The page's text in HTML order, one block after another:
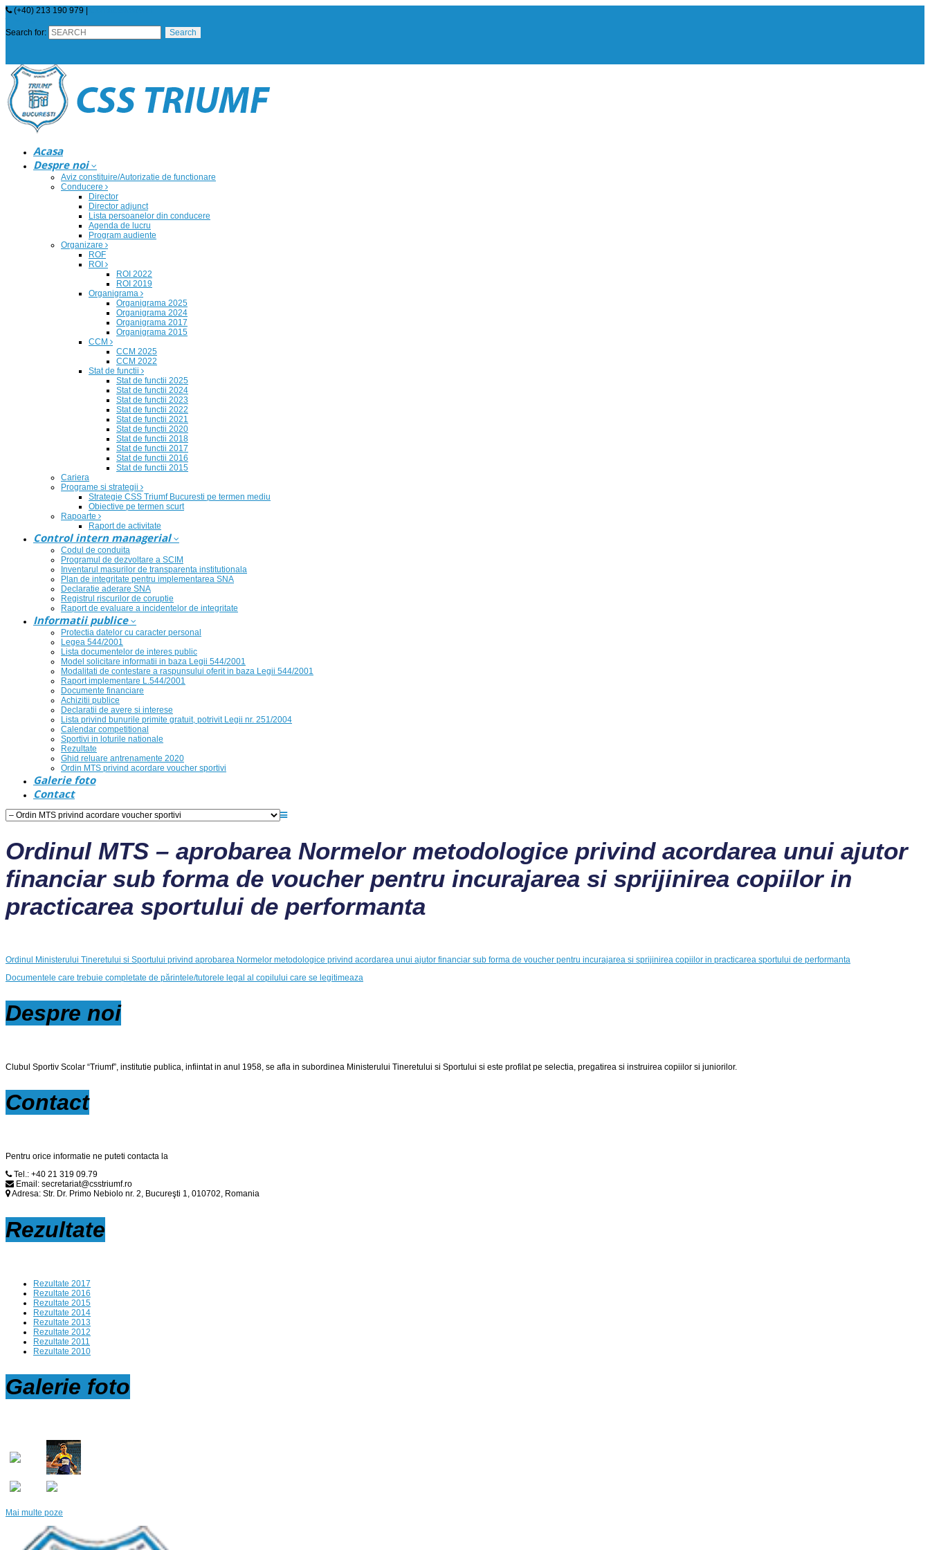
(+40) 213 190 979 |
Search for:
Acasa
Despre noi
Aviz constituire/Autorizatie de functionare
Conducere
Director
Director adjunct
Lista persoanelor din conducere
Agenda de lucru
Program audiente
Organizare
ROF
ROI
ROI 2022
ROI 2019
Organigrama
Organigrama 2025
Organigrama 2024
Organigrama 2017
Organigrama 2015
CCM
CCM 2025
CCM 2022
Stat de functii
Stat de functii 2025
Stat de functii 2024
Stat de functii 2023
Stat de functii 2022
Stat de functii 2021
Stat de functii 2020
Stat de functii 2018
Stat de functii 2017
Stat de functii 2016
Stat de functii 2015
Cariera
Programe si strategii
Strategie CSS Triumf Bucuresti pe termen mediu
Obiective pe termen scurt
Rapoarte
Raport de activitate
Control intern managerial
Codul de conduita
Programul de dezvoltare a SCIM
Inventarul masurilor de transparenta institutionala
Plan de integritate pentru implementarea SNA
Declaratie aderare SNA
Registrul riscurilor de coruptie
Raport de evaluare a incidentelor de integritate
Informatii publice
Protectia datelor cu caracter personal
Legea 544/2001
Lista documentelor de interes public
Model solicitare informatii in baza Legii 544/2001
Modalitati de contestare a raspunsului oferit in baza Legii 544/2001
Raport implementare L.544/2001
Documente financiare
Achizitii publice
Declaratii de avere si interese
Lista privind bunurile primite gratuit, potrivit Legii nr. 251/2004
Calendar competitional
Sportivi in loturile nationale
Rezultate
Ghid reluare antrenamente 2020
Ordin MTS privind acordare voucher sportivi
Galerie foto
Contact
Ordinul MTS – aprobarea Normelor metodologice privind acordarea unui ajutor
financiar sub forma de voucher pentru incurajarea si sprijinirea copiilor in
practicarea sportului de performanta
Ordinul Ministerului Tineretului si Sportului privind aprobarea Normelor metodologice privind acordarea unui ajutor financiar sub forma de voucher pentru incurajarea si sprijinirea copiilor in practicarea sportului de performanta
Documentele care trebuie completate de părintele/tutorele legal al copilului care se legitimeaza
Despre noi
Clubul Sportiv Scolar “Triumf”, institutie publica, infiintat in anul 1958, se afla in subordinea Ministerului Tineretului si Sportului si este profilat pe selectia, pregatirea si instruirea copiilor si juniorilor.
Contact
Pentru orice informatie ne puteti contacta la
Tel.: +40 21 319 09.79
Email: secretariat@csstriumf.ro
Adresa: Str. Dr. Primo Nebiolo nr. 2, Bucureşti 1, 010702, Romania
Rezultate
Rezultate 2017
Rezultate 2016
Rezultate 2015
Rezultate 2014
Rezultate 2013
Rezultate 2012
Rezultate 2011
Rezultate 2010
Galerie foto
Mai multe poze